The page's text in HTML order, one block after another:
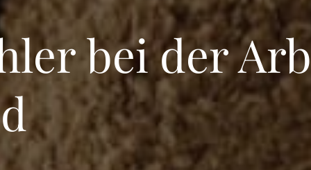
bei der